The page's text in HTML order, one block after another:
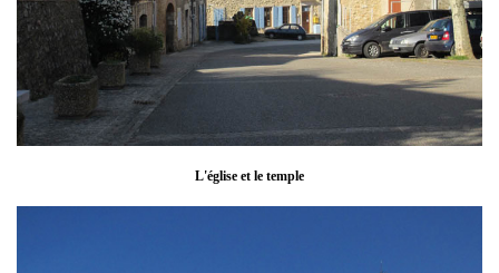
L'église et le temple